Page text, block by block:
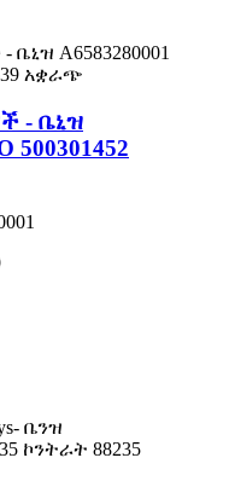
- ቤኒዝ
500301452